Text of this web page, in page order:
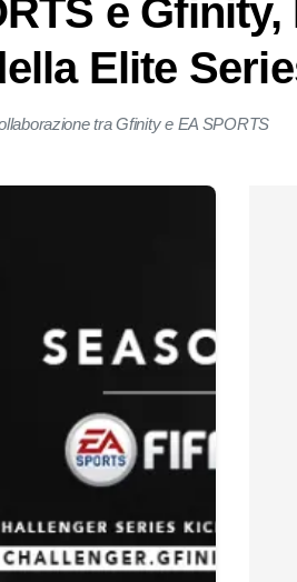
e Gfinity,
Elite
tra Gfinity e EA SPORTS